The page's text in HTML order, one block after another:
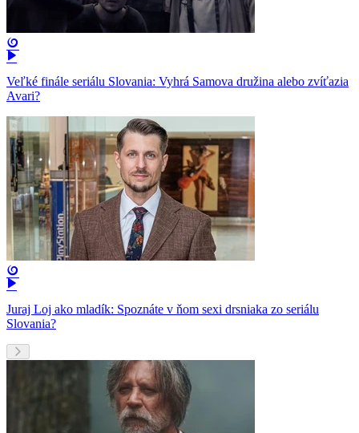
Veľké finále seriálu Slovania: Vyhrá Samova družina alebo zvíťazia
Avari?
Juraj Loj ako mladík: Spoznáte v ňom sexi drsniaka zo seriálu
Slovania?